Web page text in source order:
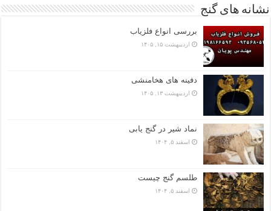
نشانه های گنج
بررسی انواع فلزیاب
اردیبهشت ۱۵, ۱۴۰۵
دفینه های هخامنشی
اردیبهشت ۱۳, ۱۴۰۵
نماد شیر در گنج یابی
اسفند ۵, ۱۴۰۴
طلسم گنج چیست
اسفند ۵, ۱۴۰۴